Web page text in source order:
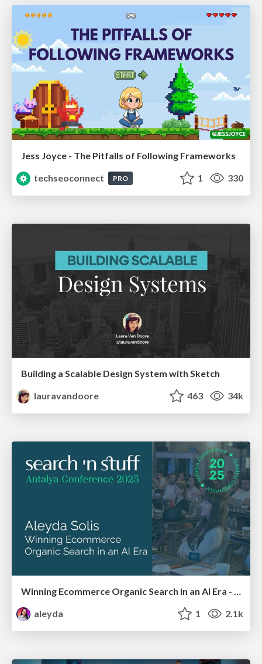
Jess Joyce - The Pitfalls of Following Frameworks
techseoconnect
PRO 1 330
Building a Scalable Design System with Sketch
lauravandoore
463 34k
Winning Ecommerce Organic Search in an AI Era - #searchnstuff2025
aleyda
1 2.1k